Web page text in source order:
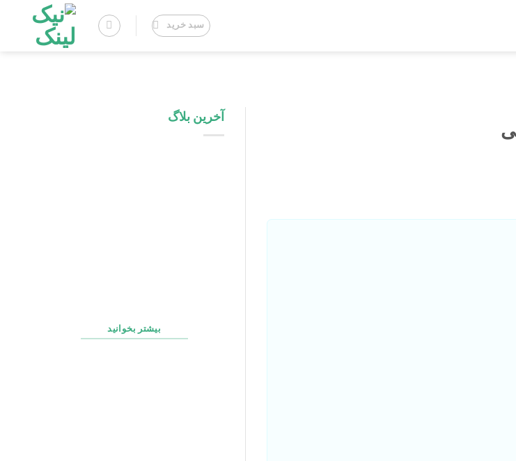
سبد خرید
آخرین بلاگ
بیشتر بخوانید